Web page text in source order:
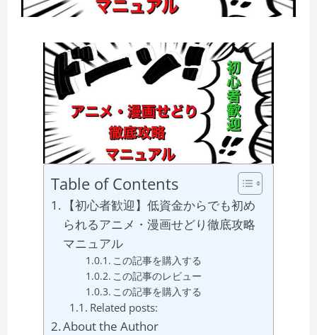
Table of Contents
【初心者歓迎】低資金からでも初め
られるアニメ・漫画せどり徹底攻略
マニュアル
この記事を購入する
この記事のレビュー
この記事を購入する
Related posts:
About the Author